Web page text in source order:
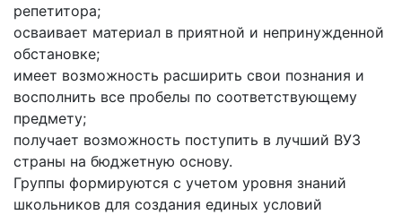
репетитора;
осваивает материал в приятной и непринужденной
обстановке;
имеет возможность расширить свои познания и
восполнить все пробелы по соответствующему
предмету;
получает возможность поступить в лучший ВУЗ
страны на бюджетную основу.
Группы формируются с учетом уровня знаний
школьников для создания единых условий